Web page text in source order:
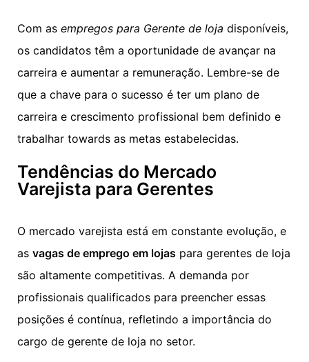
Com as empregos para Gerente de loja disponíveis,
os candidatos têm a oportunidade de avançar na
carreira e aumentar a remuneração. Lembre-se de
que a chave para o sucesso é ter um plano de
carreira e crescimento profissional bem definido e
trabalhar towards as metas estabelecidas.
Tendências do Mercado
Varejista para Gerentes
O mercado varejista está em constante evolução, e
as vagas de emprego em lojas para gerentes de loja
são altamente competitivas. A demanda por
profissionais qualificados para preencher essas
posições é contínua, refletindo a importância do
cargo de gerente de loja no setor.